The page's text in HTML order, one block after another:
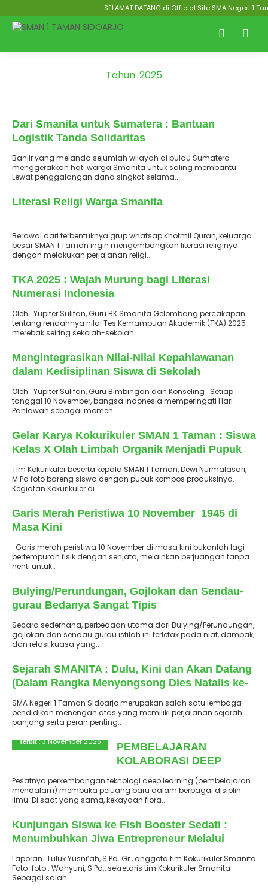
SELAMAT DATANG di Official Site SMA Negeri 1
Tahun: 2025
Dari Smanita untuk Sumatera : Bantuan
Logistik Tanda Solidaritas
Banjir yang melanda sejumlah wilayah di pulau Sumatera
menggerakkan hati warga Smanita untuk saling membantu.
Lewat penggalangan dana singkat selama..
Literasi Religi Warga Smanita
Berawal dari terbentuknya grup whatsap Khotmil Quran, keluarga
besar SMAN 1 Taman ingin mengembangkan literasi religinya
dengan melakukan perjalanan religi..
Terbit: 26 November
TKA 2025 : Wajah Murung bagi Literasi
Numerasi Indonesia
Oleh : Yupiter Sulifan, Guru BK Smanita Gelombang percakapan
tentang rendahnya nilai Tes Kemampuan Akademik (TKA) 2025
merebak seiring sekolah-sekolah..
Terbit: 20 November
Mengintegrasikan Nilai-Nilai Kepahlawanan
dalam Kedisiplinan Siswa di Sekolah
Oleh : Yupiter Sulifan, Guru Bimbingan dan Konseling Setiap
tanggal 10 November, bangsa Indonesia memperingati Hari
Pahlawan sebagai momen..
Terbit: 20 November
Gelar Karya Kokurikuler SMAN 1 Taman : Siswa
Kelas X Olah Limbah Organik Menjadi Pupuk
Tim Kokurikuler beserta kepala SMAN 1 Taman, Dewi Nurmalasari,
M.Pd foto bareng siswa dengan pupuk kompos produksinya.
Kegiatan Kokurikuler di..
Terbit : 10 November
Garis Merah Peristiwa 10 November 1945 di
Masa Kini
Garis merah peristiwa 10 November di masa kini bukanlah lagi
pertempuran fisik dengan senjata, melainkan perjuangan tanpa
henti untuk..
Bulying/Perundungan, Gojlokan dan Sendau-
gurau Bedanya Sangat Tipis
Secara sederhana, perbedaan utama dari Bulying/Perundungan,
gojlokan dan sendau gurau istilah ini terletak pada niat, dampak,
dan relasi kuasa yang..
Sejarah SMANITA : Dulu, Kini dan Akan Datang
(Dalam Rangka Menyongsong Dies Natalis ke-
SMA Negeri 1 Taman Sidoarjo merupakan salah satu lembaga
pendidikan menengah atas yang memiliki perjalanan sejarah
panjang serta peran penting..
Terbit: 3 November 2025
PEMBELAJARAN
KOLABORASI DEEP
LEARNING ANTAR
BIDANG STUDI TEMA
EKSPLORASI FLORA
Pesatnya perkembangan teknologi deep learning (pembelajaran
mendalam) membuka peluang baru dalam berbagai disiplin
ilmu. Di saat yang sama, kekayaan flora..
Kunjungan Siswa ke Fish Booster Sedati :
Menumbuhkan Jiwa Entrepreneur Melalui
Laporan : Luluk Yusni’ah, S.Pd. Gr., anggota tim Kokurikuler Smanita
Foto-foto : Wahyuni, S.Pd., sekretaris tim Kokurikuler Smanita
Sebagai salah..